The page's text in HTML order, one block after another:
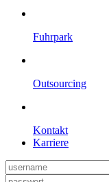
Fuhrpark
Outsourcing
Kontakt
Karriere